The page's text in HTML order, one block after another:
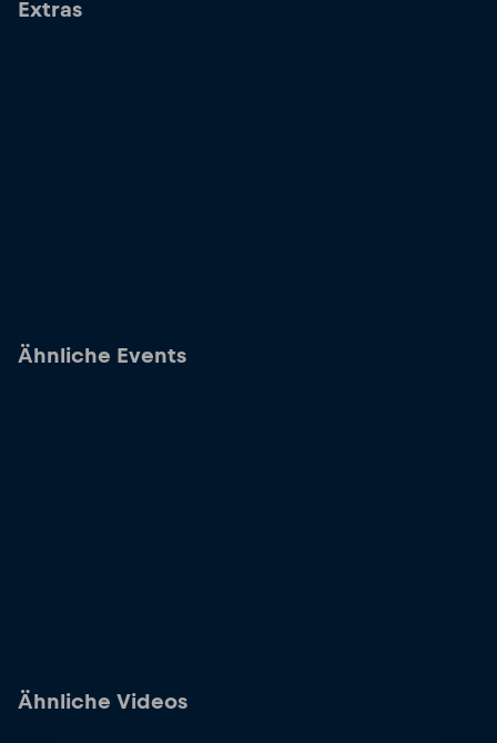
Extras
Ähnliche Events
Ähnliche Videos